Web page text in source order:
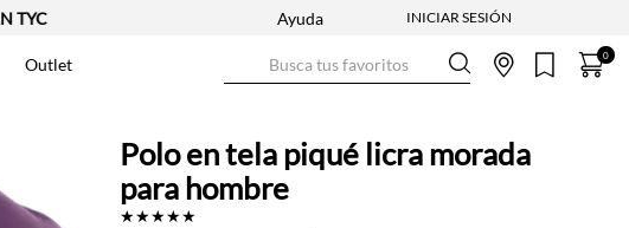
Ayuda
Outlet 0
Polo en tela piqué licra morada
para hombre
★★★★★